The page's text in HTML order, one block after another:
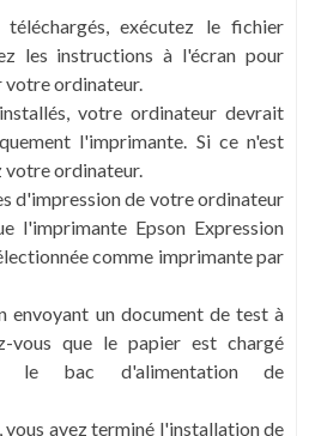
exécutez le fichier
les instructions à l'écran pour
votre ordinateur.
votre ordinateur devrait
l'imprimante. Si ce n'est
votre ordinateur.
d'impression de votre ordinateur
l'imprimante Epson Expression
comme imprimante par
envoyant un document de test à
vous que le papier est chargé
le bac d'alimentation de
vous avez terminé l'installation de